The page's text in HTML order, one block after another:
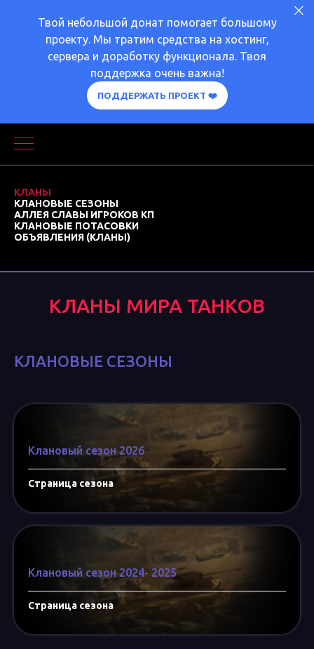
Твой небольшой донат помогает большому
проекту. Мы тратим средства на хостинг,
сервера и доработку функционала. Твоя
поддержка очень важна!
ПОДДЕРЖАТЬ ПРОЕКТ ❤️
КЛАНЫ
КЛАНОВЫЕ СЕЗОНЫ
АЛЛЕЯ СЛАВЫ ИГРОКОВ КП
КЛАНОВЫЕ ПОТАСОВКИ
ОБЪЯВЛЕНИЯ (КЛАНЫ)
КЛАНЫ МИРА ТАНКОВ
КЛАНОВЫЕ СЕЗОНЫ
Клановый сезон 2026
Страница сезона
Клановый сезон 2024- 2025
Страница сезона